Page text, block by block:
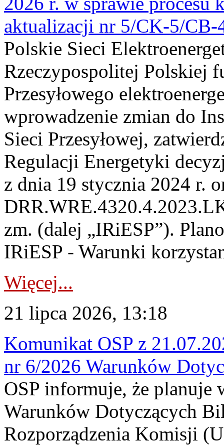
aktualizacji nr 5/CK-5/CB-
Polskie Sieci
Rzeczypospolitej Polskiej
Przesyłowego
wprowadzenie zmian do
Sieci Przesyłowej,
Regulacji Energetyki
z dnia 19 stycznia 2024 r.
zm. (dalej „IRiESP”).
IRiESP - Warunki
Więcej...
21 lipca 2026, 13:18
Komunikat OSP z
nr 6/2026 Warunków
OSP informuje, że planuje
Warunków Dotyczących
Rozporządzenia Komisji